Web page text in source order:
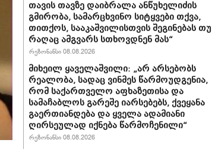
თავის თავზე დაიბრალა ანწუხელიძის
გმირობა, სამარცხვინო სიტყვები თქვა,
თითქოს, სააკაშვილისთვის შეგინებას თუ
რაღაც ამგვარს სთხოვდნენ მას“
რეზონანსი 08.08.2026
მიხეილ ყაველაშვილი: „არ არსებობს
რეალობა, სადაც ვინმეს წარმოუდგენია,
რომ საქართველო აფხაზეთისა და
სამაჩაბლოს გარეშე იარსებებს, ქვეყანა
გაერთიანდება და ყველა ადამიანი
ღირსეულად იქნება წარმოჩენილი“
რეზონანსი 08.08.2026